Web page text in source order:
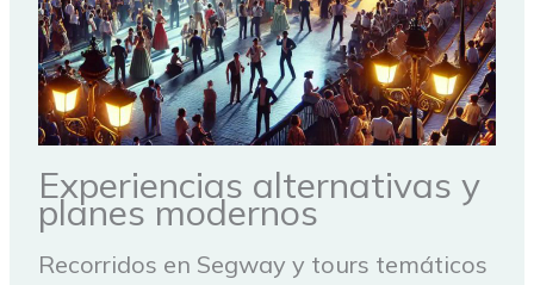
Experiencias alternativas y
planes modernos
Recorridos en Segway y tours temáticos